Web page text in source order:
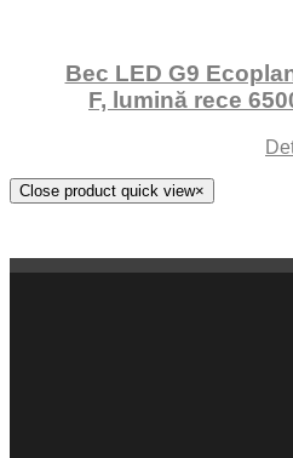
Bec LED G9
F, lumină rece
Close product quick view×